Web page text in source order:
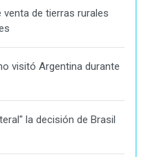
venta de tierras rurales
visitó Argentina durante
la decisión de Brasil